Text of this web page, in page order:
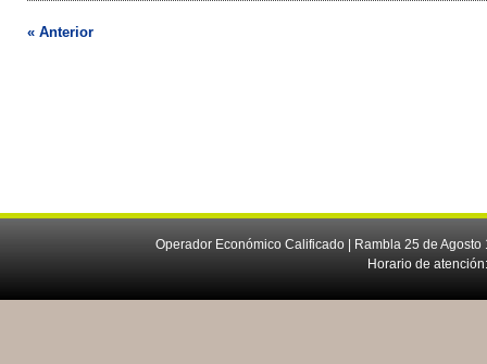
« Anterior
Operador Económico Calificado | Rambla 25 de
Horario de